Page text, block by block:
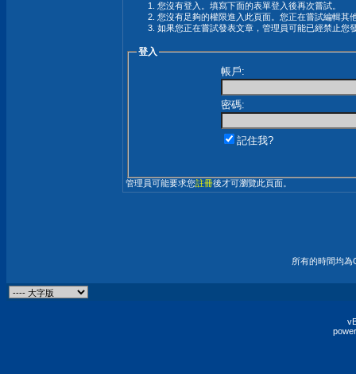
您沒有登入。填寫下面的表單登入後再次嘗試。
您沒有足夠的權限進入此頁面。您正在嘗試編輯其
如果您正在嘗試發表文章，管理員可能已經禁止您
登入
帳戶:
密碼:
記住我?
管理員可能要求您註冊後才可瀏覽此頁面。
所有的時間均為